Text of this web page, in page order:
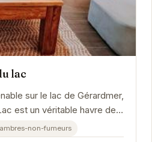
lac
sur le lac de Gérardmer,
est un véritable havre de
et...
non-fumeurs